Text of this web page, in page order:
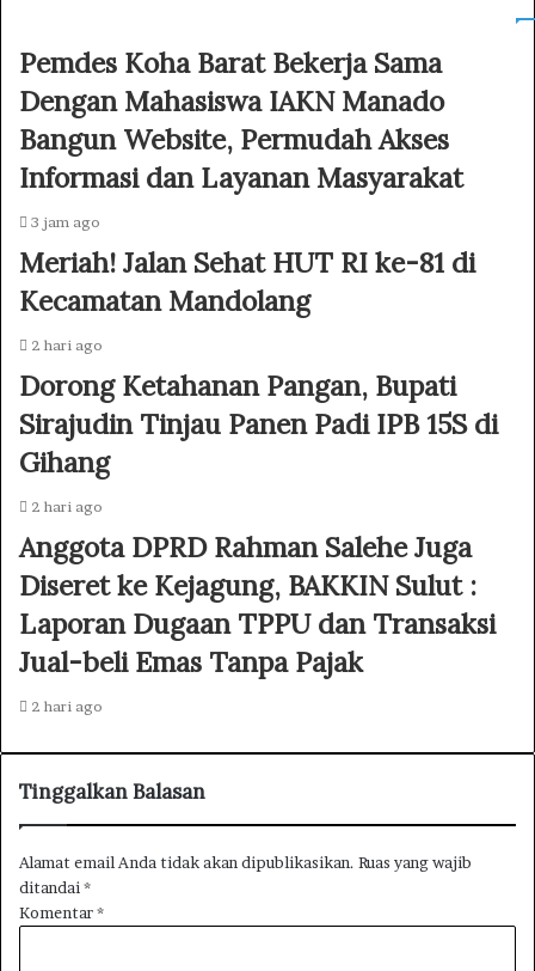
Pemdes Koha Barat Bekerja Sama
Dengan Mahasiswa IAKN Manado
Bangun Website, Permudah Akses
Informasi dan Layanan Masyarakat
3 jam ago
Meriah! Jalan Sehat HUT RI ke-81 di
Kecamatan Mandolang
2 hari ago
Dorong Ketahanan Pangan, Bupati
Sirajudin Tinjau Panen Padi IPB 15S di
Gihang
2 hari ago
Anggota DPRD Rahman Salehe Juga
Diseret ke Kejagung, BAKKIN Sulut :
Laporan Dugaan TPPU dan Transaksi
Jual-beli Emas Tanpa Pajak
2 hari ago
Tinggalkan Balasan
Alamat email Anda tidak akan dipublikasikan. Ruas yang wajib
ditandai *
Komentar*